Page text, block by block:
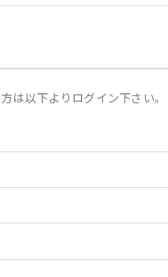
は以下よりログイン下さい。